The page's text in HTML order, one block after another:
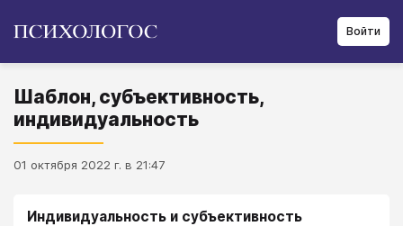
Войти
Шаблон, субъективность,
индивидуальность
01 октября 2022 г. в 21:47
Индивидуальность и субъективность